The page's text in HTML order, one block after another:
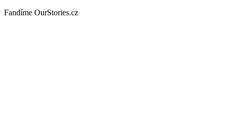
Fandíme OurStories.cz